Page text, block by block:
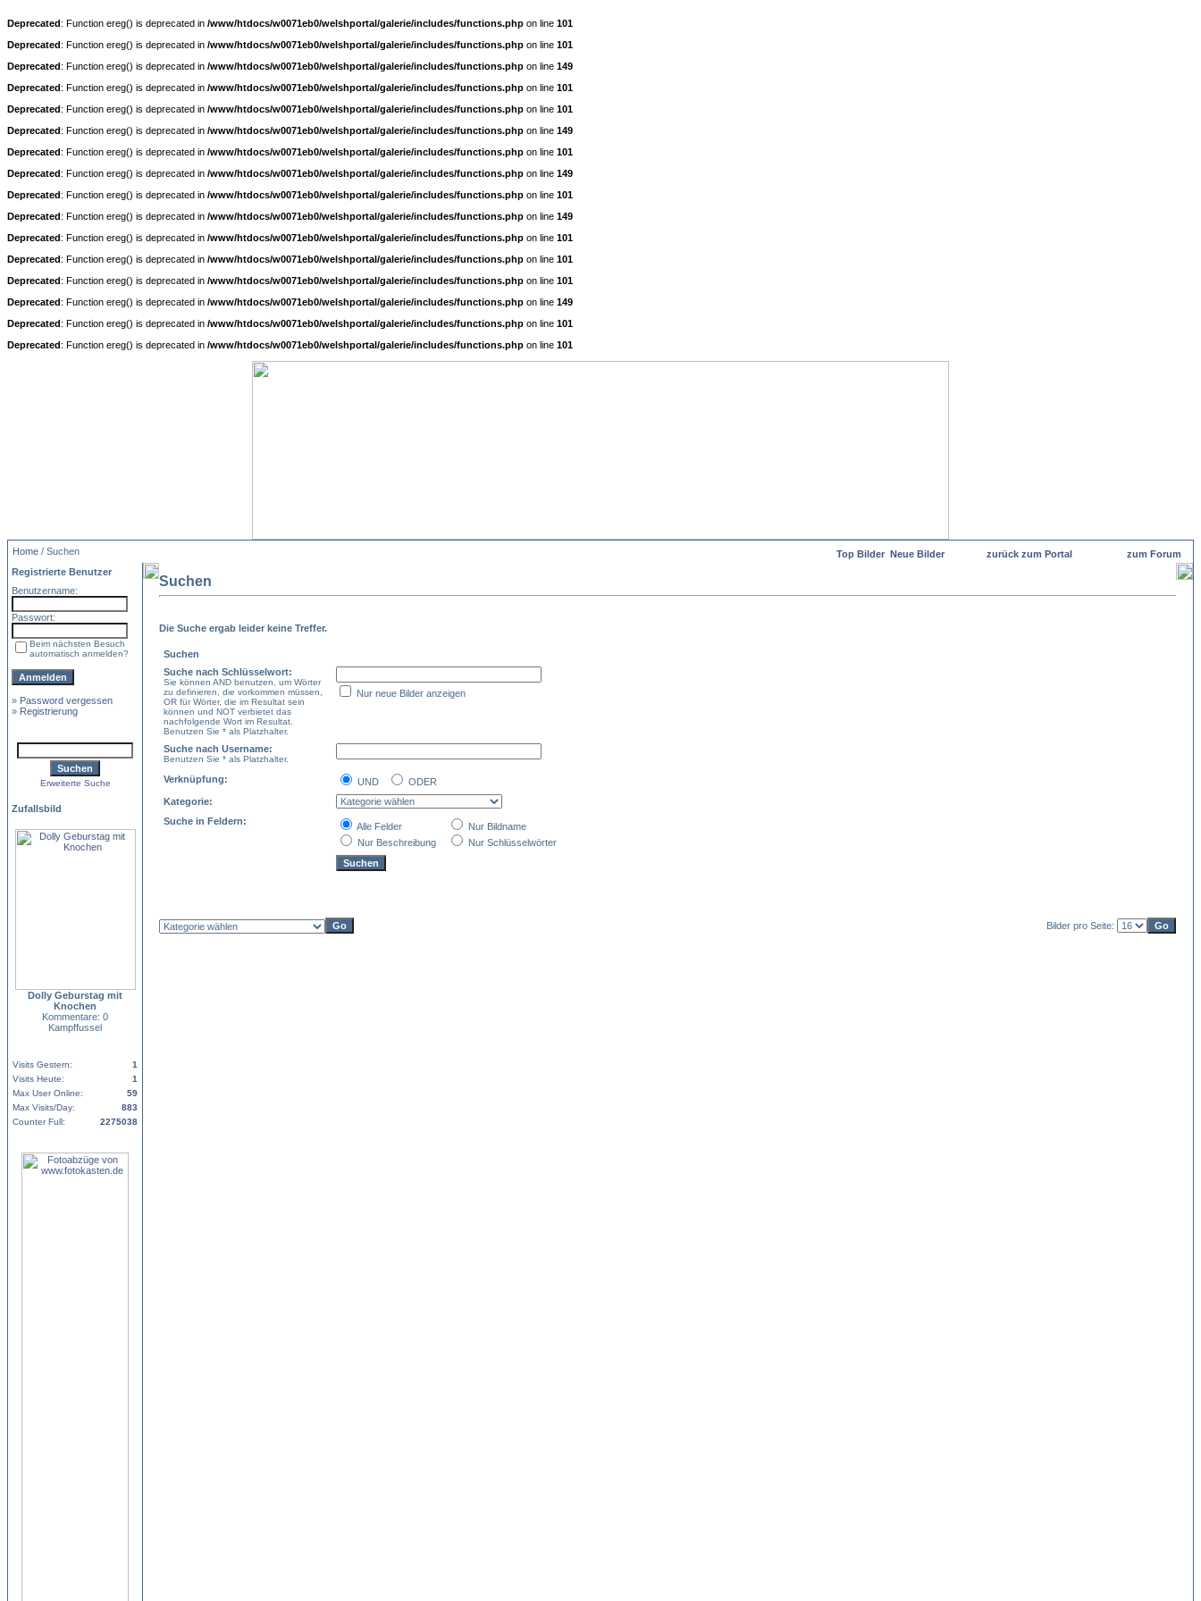
Deprecated: Function ereg() is deprecated in /www/htdocs/w0071eb0/welshportal/galerie/includes/functions.php on line 101
Deprecated: Function ereg() is deprecated in /www/htdocs/w0071eb0/welshportal/galerie/includes/functions.php on line 101
Deprecated: Function ereg() is deprecated in /www/htdocs/w0071eb0/welshportal/galerie/includes/functions.php on line 149
Deprecated: Function ereg() is deprecated in /www/htdocs/w0071eb0/welshportal/galerie/includes/functions.php on line 101
Deprecated: Function ereg() is deprecated in /www/htdocs/w0071eb0/welshportal/galerie/includes/functions.php on line 101
Deprecated: Function ereg() is deprecated in /www/htdocs/w0071eb0/welshportal/galerie/includes/functions.php on line 149
Deprecated: Function ereg() is deprecated in /www/htdocs/w0071eb0/welshportal/galerie/includes/functions.php on line 101
Deprecated: Function ereg() is deprecated in /www/htdocs/w0071eb0/welshportal/galerie/includes/functions.php on line 149
Deprecated: Function ereg() is deprecated in /www/htdocs/w0071eb0/welshportal/galerie/includes/functions.php on line 101
Deprecated: Function ereg() is deprecated in /www/htdocs/w0071eb0/welshportal/galerie/includes/functions.php on line 149
Deprecated: Function ereg() is deprecated in /www/htdocs/w0071eb0/welshportal/galerie/includes/functions.php on line 101
Deprecated: Function ereg() is deprecated in /www/htdocs/w0071eb0/welshportal/galerie/includes/functions.php on line 101
Deprecated: Function ereg() is deprecated in /www/htdocs/w0071eb0/welshportal/galerie/includes/functions.php on line 101
Deprecated: Function ereg() is deprecated in /www/htdocs/w0071eb0/welshportal/galerie/includes/functions.php on line 149
Deprecated: Function ereg() is deprecated in /www/htdocs/w0071eb0/welshportal/galerie/includes/functions.php on line 101
Deprecated: Function ereg() is deprecated in /www/htdocs/w0071eb0/welshportal/galerie/includes/functions.php on line 101
Home / Suchen Top Bilder Neue Bilder zurück zum Portal
zum Forum
Registrierte Benutzer
Benutzername:
Passwort:
Beim nächsten Besuch
automatisch anmelden?
» Password vergessen
» Registrierung
Erweiterte Suche
Zufallsbild
Dolly Geburstag mit
Knochen
Kommentare: 0
Kampffussel
Visits Gestern:
1
Visits Heute:
1
Max User Online:
59
Max Visits/Day:
883
Counter Full:
2275038
Suchen
Die Suche ergab leider keine Treffer.
Suchen
Suche nach Schlüsselwort:
Sie können AND benutzen, um Wörter
zu definieren, die vorkommen müssen,
OR für Wörter, die im Resultat sein
können und NOT verbietet das
nachfolgende Wort im Resultat.
Benutzen Sie * als Platzhalter.
Nur neue Bilder anzeigen
Suche nach Username:
Benutzen Sie * als Platzhalter.
Verknüpfung: UND
ODER
Kategorie:
Suche in Feldern:
Alle Felder
Nur Bildname
Nur Beschreibung
Nur Schlüsselwörter
Bilder pro Seite: